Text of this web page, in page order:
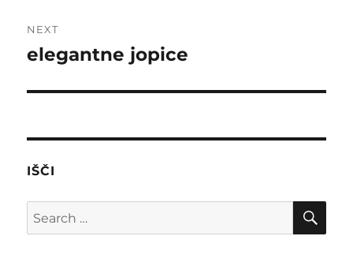
NEXT
Next
elegantne jopice
IŠČI
Search
for: